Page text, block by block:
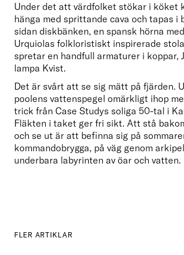
Under det att värdfolket stökar i köket
hänga med sprittande cava och tapas i
sidan diskbänken, en spansk hörna
Urquiolas folkloristiskt inspirerade
spretar en handfull armaturer i koppar,
lampa Kvist.
Det är svårt att se sig mätt på fjärden.
poolens vattenspegel omärkligt ihop
trick från Case Studys soliga 50-tal i
Fläkten i taket ger fri sikt. Att stå
och se ut är att befinna sig på
kommandobrygga, på väg genom
underbara labyrinten av öar och vatten.
FLER ARTIKLAR